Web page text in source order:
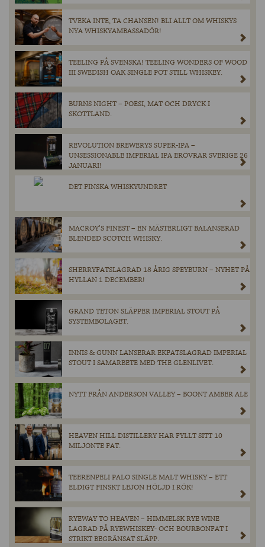
TVEKA INTE, TA CHANSEN! BLI ALLT OM WHISKYS
NYA WHISKYAMBASSADÖR!
TEELING PÅ SVENSKA! TEELING WONDERS OF WOOD
III SWEDISH OAK SINGLE POT STILL WHISKEY.
BURNS NIGHT – POESI, MAT OCH DRYCK I
SKOTTLAND.
REVOLUTION BREWERYS SUPER-IPA –
UNSESSIONABLE IMPERIAL IPA ERÖVRAR SVERIGE 26
JANUARI!
DET FINSKA WHISKYUNDRET
MACROY’S FINEST – EN MÄSTERLIGT BALANSERAD
BLENDED SCOTCH WHISKY.
SHERRYFATSLAGRAD 18 ÅRIG SPEYBURN – NYHET PÅ
HYLLAN 1 DECEMBER!
GRAND TETON SLÄPPER IMPERIAL STOUT PÅ
SYSTEMBOLAGET.
INNIS & GUNN LANSERAR EKFATSLAGRAD IMPERIAL
STOUT I SAMARBETE MED THE GLENLIVET.
NYTT FRÅN ANDERSON VALLEY – BOONT AMBER ALE
HEAVEN HILL DISTILLERY HAR FYLLT SITT 10
MILJONTE FAT.
TEERENPELI PALO SINGLE MALT WHISKY – ETT
ELDIGT FINSKT LEJON HÖLJD I RÖK!
RYEWAY TO HEAVEN – HIMMELSK RYE WINE
LAGRAD PÅ RYEWHISKEY- OCH BOURBONFAT I
STRIKT BEGRÄNSAT SLÄPP.